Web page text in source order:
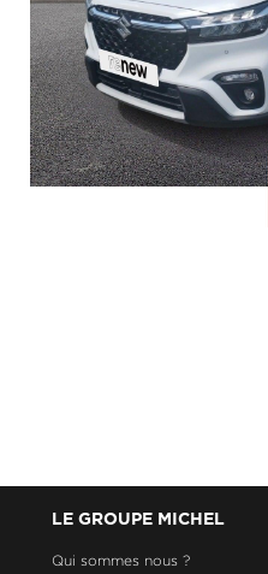
LE GROUPE MICHEL
Qui sommes nous ?